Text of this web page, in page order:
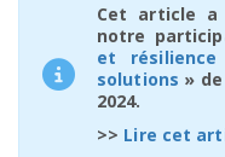
Cet article
notre
et
solutions »
2024.
>> Lire cet